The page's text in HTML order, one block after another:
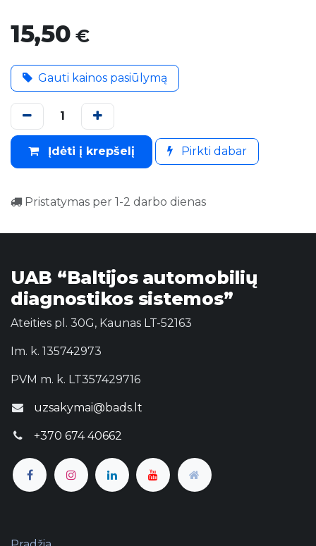
15,50 €
Gauti kainos pasiūlymą
Įdėti į krepšelį Pirkti dabar
Pristatymas per 1-2 darbo dienas
UAB “Baltijos automobilių
diagnostikos sistemos”
Ateities pl. 30G, Kaunas LT-52163
Im. k. 135742973
PVM m. k. LT357429716
uzsakymai@bads.lt
+370 674 40662